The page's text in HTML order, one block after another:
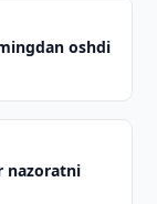
oshdi
nazoratni